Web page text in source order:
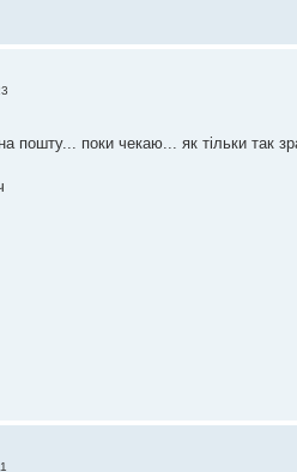
пошту... поки чекаю... як тільки так